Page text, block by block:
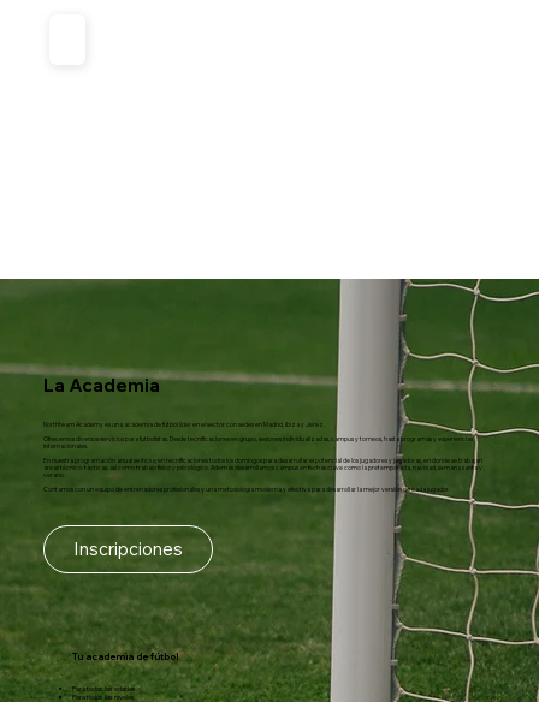
La Academia
Northteam Academy es una academia de fútbol líder en el sector con sedes en Madrid, Ibiza y Jerez.
Ofrecemos diversos servicios para futbolistas. Desde tecnificaciones en grupo, sesiones individualizadas, campus y torneos, hasta programas y experiencias
internacionales.
En nuestra programación anual se incluyen tecnificaciones todos los domingos para desarrollar el potencial de los jugadores y jugadoras, en donde se trabajan
areas técnico-tácticas, así como trabajo físico y psicológico. Además desarrollamos campus en fechas clave como la pretemporada, navidad, semana santa y
verano.
Contamos con un equipo de entrenadores profesionales y una metodología moderna y efectiva para desarrollar la mejor versión de cada jugador.
Inscripciones
Para todas las edades
Para todos los niveles
Tu academia de fútbol